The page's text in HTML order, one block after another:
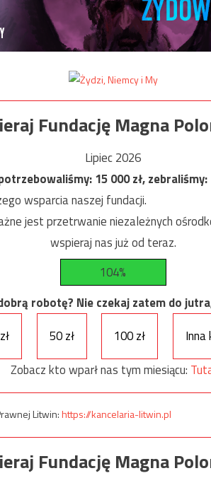
Fundację Magna
Lipiec 2026
15 000zł, zebraliśmy:
wsparcia naszej fundacji.
jest przetrwanie niezależnych
wspieraj nas już od teraz.
104%
robotę? Nie czekaj zatem do
50 zł 100 zł
Zobacz kto wparł nas tym miesiącu:
Litwin:https://kancelaria-litwin.pl
Fundację Magna